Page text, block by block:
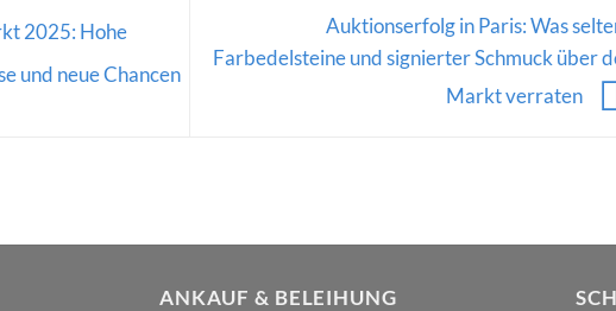
2025: Hohe
und neue Chancen
Auktionserfolg in Paris: Was
Farbedelsteine und signierter Schmuck über
Markt verraten
ANKAUF & BELEIHUNG